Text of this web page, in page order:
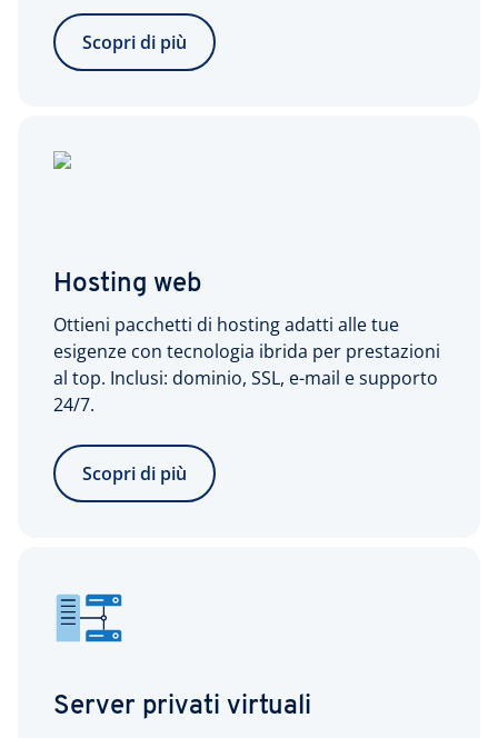
Scopri di più
Hosting web
Ottieni pacchetti di hosting adatti alle tue
esigenze con tecnologia ibrida per prestazioni
al top. Inclusi: dominio, SSL, e-mail e supporto
24/7.
Scopri di più
Server privati virtuali